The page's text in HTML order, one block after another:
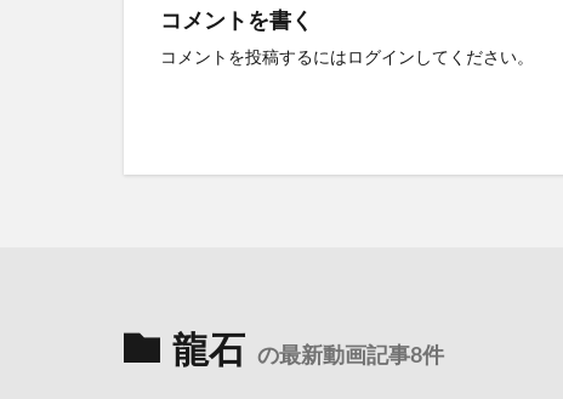
コメントを書く
コメントを投稿するにはログイン してください。
龍石 の最新動画記事8件